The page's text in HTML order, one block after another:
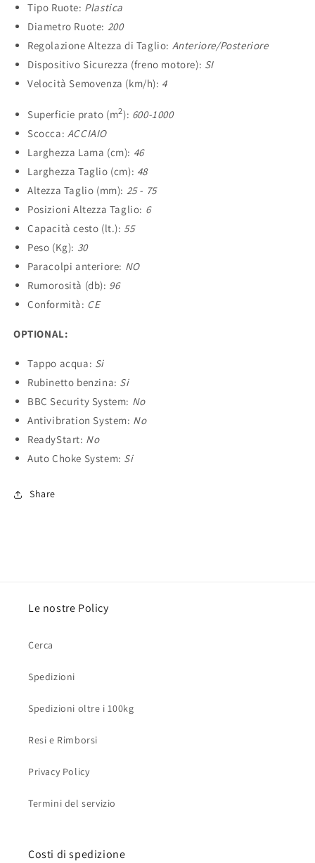
Tipo Ruote: Plastica
Diametro Ruote: 200
Regolazione Altezza di Taglio: Anteriore/Posteriore
Dispositivo Sicurezza (freno motore): SI
Velocità Semovenza (km/h): 4
Superficie prato (m2): 600-1000
Scocca: ACCIAIO
Larghezza Lama (cm): 46
Larghezza Taglio (cm): 48
Altezza Taglio (mm): 25 - 75
Posizioni Altezza Taglio: 6
Capacità cesto (lt.): 55
Peso (Kg): 30
Paracolpi anteriore: NO
Rumorosità (db): 96
Conformità: CE
OPTIONAL:
Tappo acqua: Si
Rubinetto benzina: Si
BBC Security System: No
Antivibration System: No
ReadyStart: No
Auto Choke System: Si
Share
Le nostre Policy
Cerca
Spedizioni
Spedizioni oltre i 100kg
Resi e Rimborsi
Privacy Policy
Termini del servizio
Costi di spedizione